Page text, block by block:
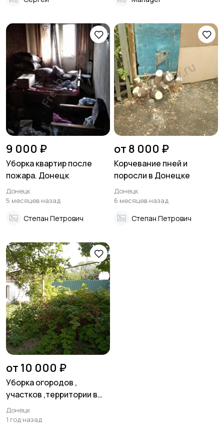
9 000 ₽
Уборка квартир после
пожара. Донецк
Донецк
5 месяцев назад
Степан Петрович
от 8 000 ₽
Корчевание пней и
поросли в Донецке
Донецк
6 месяцев назад
Степан Петрович
от 10 000 ₽
Уборка огородов ,
участков ,территории в
Донецке
Донецк
1 год назад